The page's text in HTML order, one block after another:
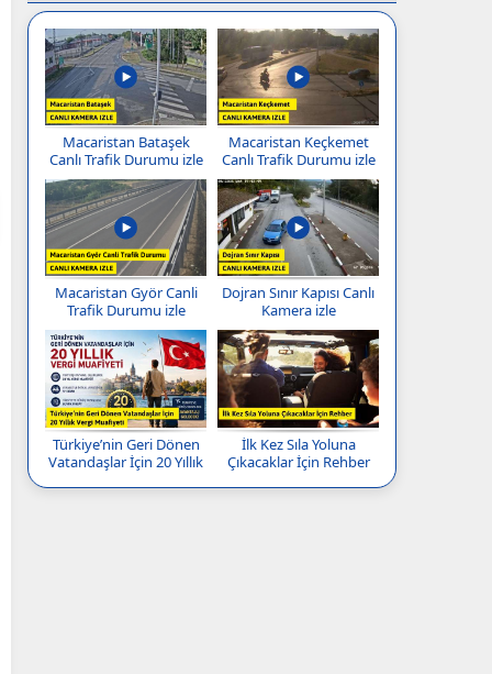
Macaristan Bataşek
Canlı Trafik Durumu izle
Macaristan Keçkemet
Canlı Trafik Durumu izle
Macaristan Györ Canli
Trafik Durumu izle
Dojran Sınır Kapısı Canlı
Kamera izle
Türkiye’nin Geri Dönen
Vatandaşlar İçin 20 Yıllık
İlk Kez Sıla Yoluna
Çıkacaklar İçin Rehber